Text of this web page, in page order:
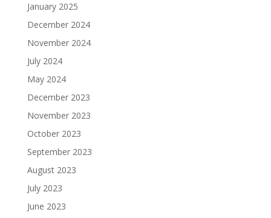
January 2025
December 2024
November 2024
July 2024
May 2024
December 2023
November 2023
October 2023
September 2023
August 2023
July 2023
June 2023